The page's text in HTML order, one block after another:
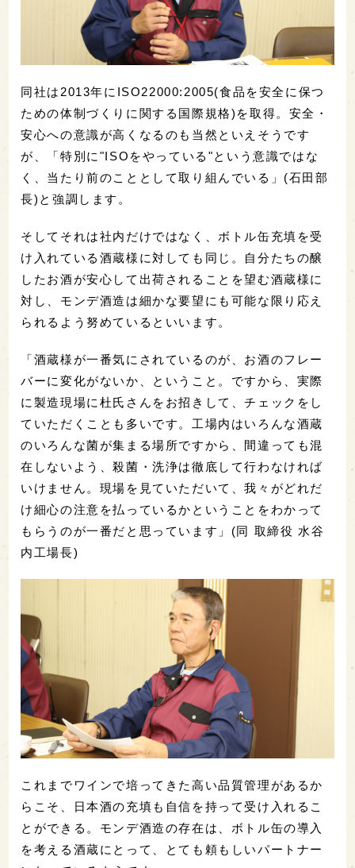
同社は2013年にISO22000:2005(食品を安全に保つ
ための体制づくりに関する国際規格)を取得。安全・
安心への意識が高くなるのも当然といえそうです
が、「特別に"ISOをやっている"という意識ではな
く、当たり前のこととして取り組んでいる」(石田部
長)と強調します。
そしてそれは社内だけではなく、ボトル缶充填を受
け入れている酒蔵様に対しても同じ。自分たちの醸
したお酒が安心して出荷されることを望む酒蔵様に
対し、モンデ酒造は細かな要望にも可能な限り応え
られるよう努めているといいます。
「酒蔵様が一番気にされているのが、お酒のフレー
バーに変化がないか、ということ。ですから、実際
に製造現場に杜氏さんをお招きして、チェックをし
ていただくことも多いです。工場内はいろんな酒蔵
のいろんな菌が集まる場所ですから、間違っても混
在しないよう、殺菌・洗浄は徹底して行わなければ
いけません。現場を見ていただいて、我々がどれだ
け細心の注意を払っているかということをわかって
もらうのが一番だと思っています」(同 取締役 水谷
内工場長)
これまでワインで培ってきた高い品質管理があるか
らこそ、日本酒の充填も自信を持って受け入れるこ
とができる。モンデ酒造の存在は、ボトル缶の導入
を考える酒蔵にとって、とても頼もしいパートナー